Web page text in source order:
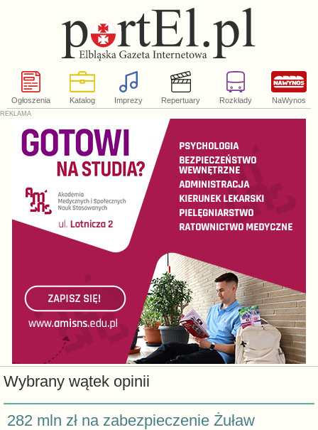
Ogłoszenia Katalog Imprezy Repertuary Rozkłady NaWynos
Wybrany wątek opinii
282 mln zł na zabezpieczenie Żuław